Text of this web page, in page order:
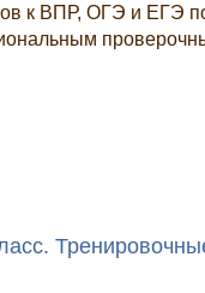
к ВПР, ОГЭ и ЕГЭ